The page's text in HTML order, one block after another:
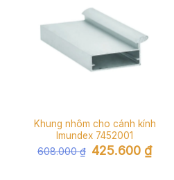
Khung nhôm cho cánh kính
Imundex 7452001
608.000₫
Giá
gốc
425.600 ₫Giá
hiện